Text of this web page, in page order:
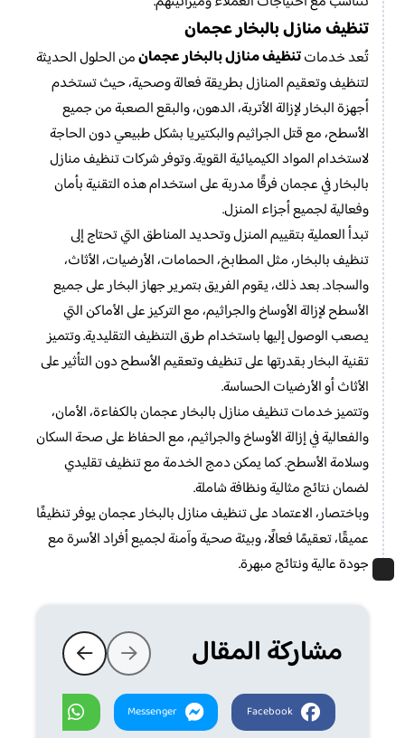
تنظيف منازل بالبخار عجمان
تُعد خدماتتنظيف منازل بالبخار عجمانمن الحلول الحديثة
لتنظيف وتعقيم المنازل بطريقة فعالة وصحية، حيث تستخدم
أجهزة البخار لإزالة الأتربة، الدهون، والبقع الصعبة من جميع
الأسطح، مع قتل الجراثيم والبكتيريا بشكل طبيعي دون الحاجة
لاستخدام المواد الكيميائية القوية. وتوفر شركات تنظيف منازل
بالبخار في عجمان فرقًا مدربة على استخدام هذه التقنية بأمان
وفعالية لجميع أجزاء المنزل.
تبدأ العملية بتقييم المنزل وتحديد المناطق التي تحتاج إلى
تنظيف بالبخار، مثل المطابخ، الحمامات، الأرضيات، الأثاث،
والسجاد. بعد ذلك، يقوم الفريق بتمرير جهاز البخار على جميع
الأسطح لإزالة الأوساخ والجراثيم، مع التركيز على الأماكن التي
يصعب الوصول إليها باستخدام طرق التنظيف التقليدية. وتتميز
تقنية البخار بقدرتها على تنظيف وتعقيم الأسطح دون التأثير على
الأثاث أو الأرضيات الحساسة.
وتتميز خدمات تنظيف منازل بالبخار عجمان بالكفاءة، الأمان،
والفعالية في إزالة الأوساخ والجراثيم، مع الحفاظ على صحة السكان
وسلامة الأسطح. كما يمكن دمج الخدمة مع تنظيف تقليدي
لضمان نتائج مثالية ونظافة شاملة.
وباختصار، الاعتماد على تنظيف منازل بالبخار عجمان يوفر تنظيفًا
عميقًا، تعقيمًا فعالًا، وبيئة صحية وآمنة لجميع أفراد الأسرة مع
جودة عالية ونتائج مبهرة.
مشاركة المقال
Facebook
Messenger